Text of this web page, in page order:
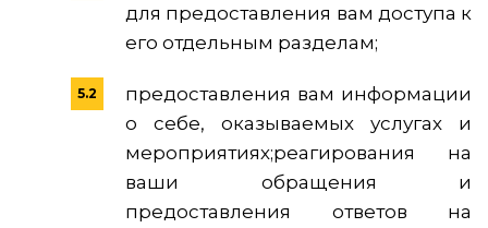
для предоставления вам доступа к
его отдельным разделам;
предоставления вам информации
о себе, оказываемых услугах и
мероприятиях;реагирования на
ваши обращения и
предоставления ответов на